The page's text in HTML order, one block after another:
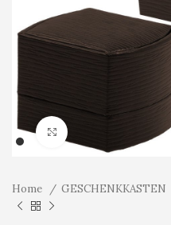
Klicken um zu
Home GESCHENKKASTEN